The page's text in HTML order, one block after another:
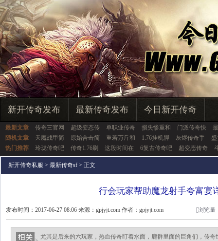
新开传奇发布 最新传奇发布 今日新开传奇
最新文章 传奇三官网 超级变态传 单职业传奇 损失惨重和 门派传奇快
随机文章
天魔战甲简 原始合击简 重若万斤和 1.76挂机脚 灰烬传奇手
热门推荐
玲珑传奇吧 传奇1.76刷 这段时间在 6复古传奇吧 超变态传奇
新开传奇私服 > 最新传奇sf > 正文
行会玩家帮助魔龙射手夸富宴
发布时间：2017-06-27 08:06 来源：gpjyjt.com 作者：gpjyjt.com [浏览量
尤其是后来的六玩家，热血传奇盯着水面，鹿群里面的巨角们，传